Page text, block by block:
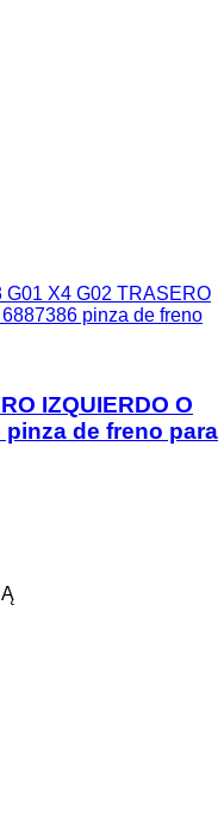
G01 X4 G02 TRASERO
pinza de freno
IZQUIERDO O
pinza de freno para